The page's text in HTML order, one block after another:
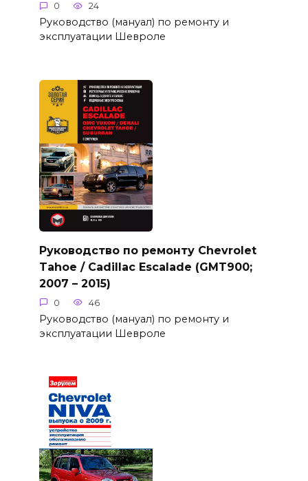
0 24
Руководство (мануал) по ремонту и
эксплуатации Шевроле
Руководство по ремонту Chevrolet
Tahoe / Cadillac Escalade (GMT900;
2007 – 2015)
0 46
Руководство (мануал) по ремонту и
эксплуатации Шевроле